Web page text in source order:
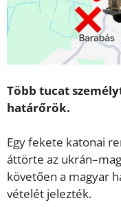
Több tucat
határőrök.
Egy fekete katonai
áttörte az
követően a magyar
vételét jelezték.